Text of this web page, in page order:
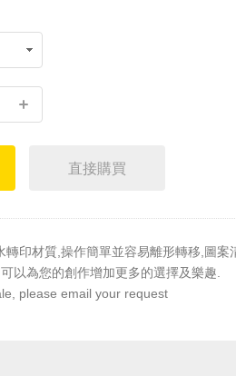
直接購買
轉印材質,操作簡單並容易離形轉移,圖
以為您的創作增加更多的選擇及樂趣.
please email your request